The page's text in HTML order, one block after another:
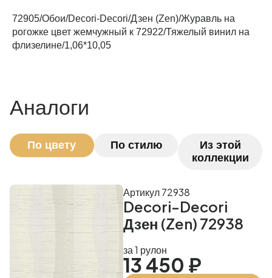
Периметр комнаты (м)
72905/Обои/Decori-Decori/Дзен (Zen)/Журавль на
рогожке цвет жемчужный к 72922/Тяжелый винил на
флизелине/1,06*10,05
Аналоги
По цвету По стилю
Из этой
коллекции
Decori-Decori
Дзен (Zen) 72938
Артикул 72938
за 1 рулон
13 450 ₽